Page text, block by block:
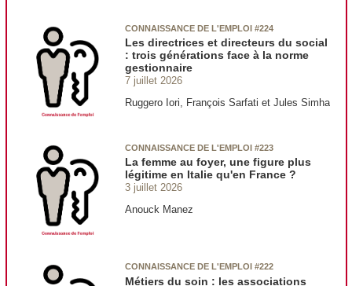
CONNAISSANCE DE L'EMPLOI #224
Les directrices et directeurs du social
: trois générations face à la norme
gestionnaire
7 juillet 2026
Ruggero Iori, François Sarfati et Jules Simha
CONNAISSANCE DE L'EMPLOI #223
La femme au foyer, une figure plus
légitime en Italie qu'en France ?
3 juillet 2026
Anouck Manez
CONNAISSANCE DE L'EMPLOI #222
Métiers du soin : les associations